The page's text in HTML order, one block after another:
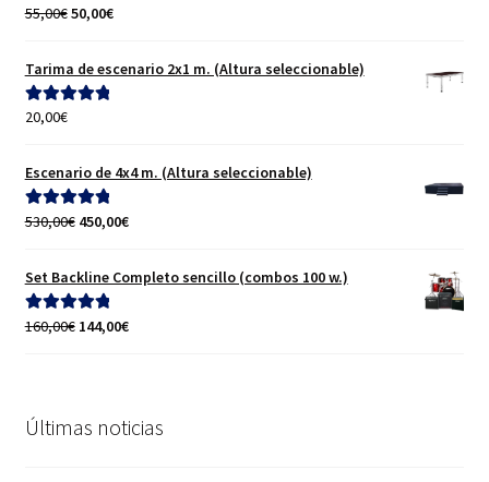
Valorado con
55,00€ El
original
era:
50,00€El
Tarima de escenario 2x1 m. (Altura seleccionable)
Valorado con
20,00€
Escenario de 4x4 m. (Altura seleccionable)
Valorado con
530,00€ El
original
era:
450,00€El
actual
es:
Set Backline Completo sencillo (combos 100 w.)
Valorado con
160,00€ El
160,00€.
144,00€El
144,00€.
Últimas noticias